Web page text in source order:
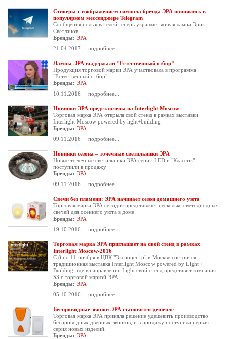
Стикеры с изображением символа бренда ЭРА появились в
популярном мессенджере Telegram
Сообщения пользователей теперь украшает живая лампа Эрик
Светланов
Бренды: ЭРА
21.04.2017
подробнее...
Лампы ЭРА выдержали "Естественный отбор"
Продукция торговой марки ЭРА участвовала в программа
"Естественный отбор"
Бренды: ЭРА
10.11.2016
подробнее...
Новинки ЭРА представлены на Interlight Moscow
Торговая марка ЭРА открыла свой стенд в рамках выставки
Interlight Moscow powered by light+building
Бренды: ЭРА
09.11.2016
подробнее...
Новинки сезона – точечные светильники ЭРА
Новые точечные светильники ЭРА серий LED и "Классик"
поступили в продажу
Бренды: ЭРА
09.11.2016
подробнее...
Свечи без пламени: ЭРА начинает сезон домашнего уюта
Торговая марка ЭРА сегодня представляет несколько светодиодных
свечей для осеннего уюта в доме
Бренды: ЭРА
19.10.2016
подробнее...
Торговая марка ЭРА приглашает на свой стенд в рамках
Interlight Moscow-2016
С 8 по 11 ноября в ЦВК "Экспоцентр" в Москве состоится
традиционная выставка Interlight Moscow powered by Light +
Building, где в направлении Light свой стенд представит компания
S3 c торговой маркой ЭРА
Бренды: ЭРА
05.10.2016
подробнее...
Беспроводные звонки ЭРА становятся дешевле
Торговая марка ЭРА приняла решение удешевить производство
беспроводных дверных звонков, и в продажу поступила первая
серия новых изделий.
Бренды: ЭРА